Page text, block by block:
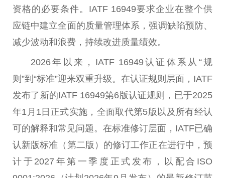
资格的必要条件。IATF 16949要求企业在整个供
应链中建立全面的质量管理体系，强调缺陷预防、
减少波动和浪费，持续改进质量绩效。
2026年以来，IATF 16949认证体系从“规
则”到“标准”迎来双重升级。在认证规则层面，IATF
发布了新的IATF 16949第6版认证规则，已于2025
年1月1日正式实施，全面取代第5版以及所有经认
可的解释和常见问题。在标准修订层面，IATF已确
认新版标准（第二版）的修订工作正在进行中，预
计于2027年第一季度正式发布，以配合ISO